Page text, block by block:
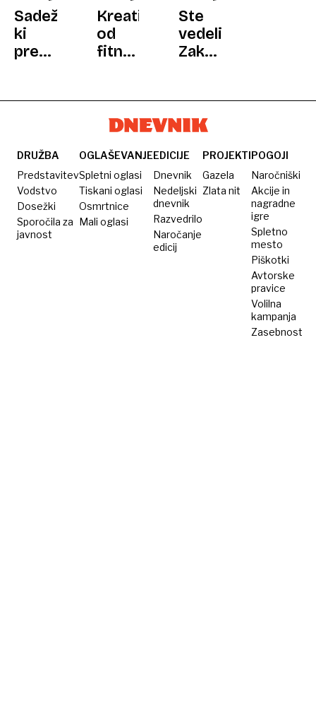
SADJE
Sadež,
ki
prevara
zdravi
bi
morali
pojesti
pest
češenj?
SPOZNANJA
Kreatin:
od
fitnes
orožja
proti
ZNANSTVENIKOV
Ste
vedeli?
Zakaj
staranjem
postaja
in
napornejša?
DRUŽBA
Predstavitev
Vodstvo
Dosežki
Sporočila za
javnost
OGLAŠEVANJE
Spletni oglasi
Tiskani oglasi
Osmrtnice
Mali oglasi
EDICIJE
Dnevnik
Nedeljski
dnevnik
Razvedrilo
Naročanje
edicij
PROJEKTI
Gazela
Zlata nit
POGOJI
Naročniški
Akcije in
nagradne
igre
Spletno
mesto
Piškotki
Avtorske
pravice
Volilna
kampanja
Zasebnost